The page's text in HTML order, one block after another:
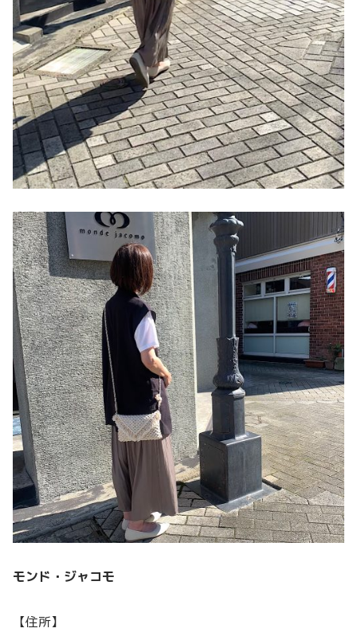
モンド・ジャコモ
【住所】